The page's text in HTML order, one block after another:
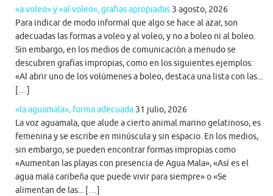
«a voleo» y «al voleo», grafías apropiadas 3 agosto, 2026
Para indicar de modo informal que algo se hace al azar, son
adecuadas las formas a voleo y al voleo, y no a boleo ni al boleo.
Sin embargo, en los medios de comunicación a menudo se
descubren grafías impropias, como en los siguientes ejemplos:
«Al abrir uno de los volúmenes a boleo, destaca una lista con las...
[…]
«la aguamala», forma adecuada 31 julio, 2026
La voz aguamala, que alude a cierto animal marino gelatinoso, es
femenina y se escribe en minúscula y sin espacio. En los medios,
sin embargo, se pueden encontrar formas impropias como
«Aumentan las playas con presencia de Agua Mala», «Así es el
agua mala caribeña que puede vivir para siempre» o «Se
alimentan de las... […]